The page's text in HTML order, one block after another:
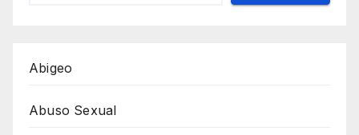
Abigeo
Abuso Sexual